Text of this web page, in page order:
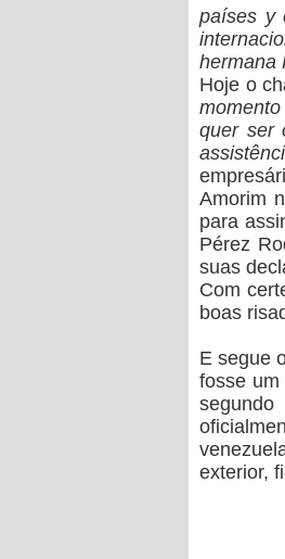
países y
hermana
Hoje o
quer ser
Amorim
para
Pérez
suas
Com
boas
E segue
fosse um
exterior,